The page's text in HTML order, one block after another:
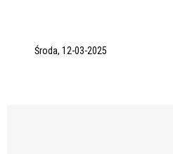
Środa, 12-03-2025